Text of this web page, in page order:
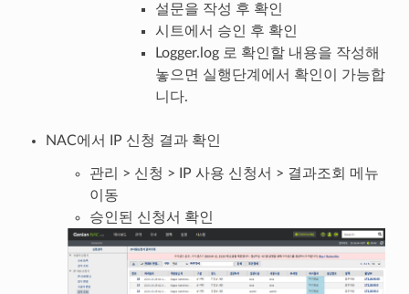
설문을 작성 후 확인
시트에서 승인 후 확인
Logger.log 로 확인할 내용을 작성해
놓으면 실행단계에서 확인이 가능합
니다.
NAC에서 IP 신청 결과 확인
관리 > 신청 > IP 사용 신청서 > 결과조회 메뉴
이동
승인된 신청서 확인